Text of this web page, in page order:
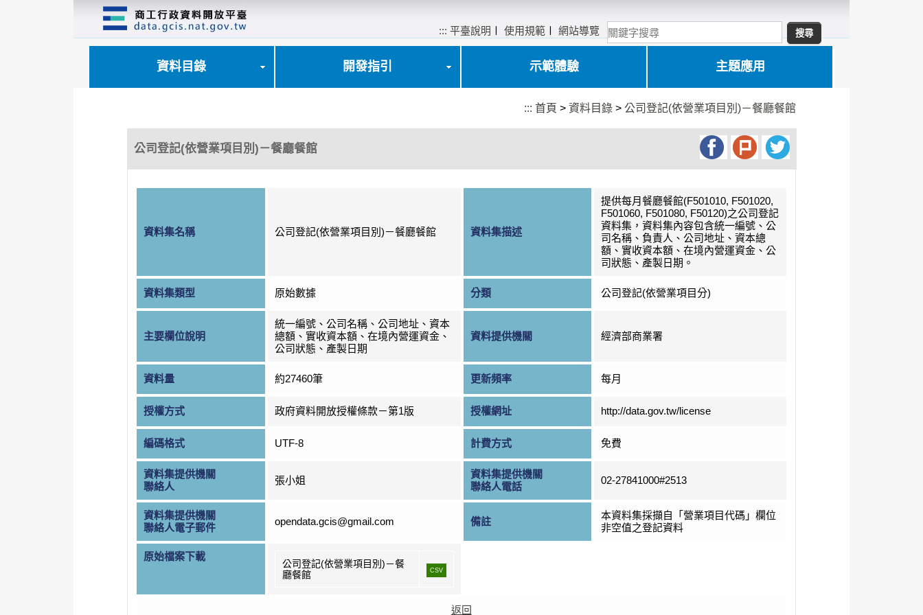
::: 平臺說明 〡使用規範 〡網站導覽
資料目錄 開發指引 示範體驗 主題應用
::: 首頁 >資料目錄 >公司登記(依營業項目別)－餐廳餐館
公司登記(依營業項目別)－餐廳餐館
資料集名稱 公司登記(依營業項目別)－餐廳餐館 資料集描述
提供每月餐廳餐館(F501010, F501020,
F501060, F501080, F50120)之公司登記
資料集，資料集內容包含統一編號、公
司名稱、負責人、公司地址、資本總
額、實收資本額、在境內營運資金、公
司狀態、產製日期。
資料集類型 原始數據 分類 公司登記(依營業項目分)
主要欄位說明
統一編號、公司名稱、公司地址、資本
總額、實收資本額、在境內營運資金、
公司狀態、產製日期
資料提供機關 經濟部商業署
資料量 約27460筆 更新頻率 每月
授權方式 政府資料開放授權條款－第1版 授權網址 http://data.gov.tw/license
編碼格式 UTF-8 計費方式 免費
資料集提供機關
聯絡人
張小姐
資料集提供機關
聯絡人電話
02-27841000#2513
資料集提供機關
聯絡人電子郵件
opendata.gcis@gmail.com 備註
本資料集採擷自「營業項目代碼」欄位
非空值之登記資料
原始檔案下載
公司登記(依營業項目別)－餐
廳餐館
CSV
返回